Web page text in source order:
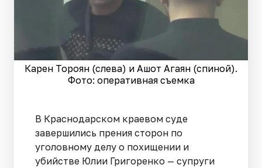
Карен Тороян (слева) и Ашот Агаян (спиной).
Фото: оперативная съемка
В Краснодарском краевом суде
завершились прения сторон по
уголовному делу о похищении и
убийстве Юлии Григоренко — супруги